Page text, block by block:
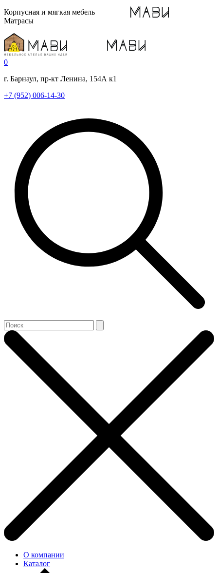
Корпусная и мягкая мебель
Матрасы
0
г. Барнаул, пр-кт Ленина, 154А к1
+7 (952) 006-14-30
О компании
Каталог